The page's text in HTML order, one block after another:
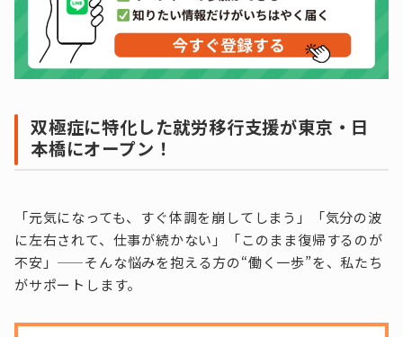
双極症に特化した就労移行支援が東京・日
本橋にオープン！
「元気になっても、すぐ体調を崩してしまう」「気分の波
に左右されて、仕事が続かない」「このまま復帰するのが
不安」——そんな悩みを抱える方の“働く一歩”を、私たち
がサポートします。